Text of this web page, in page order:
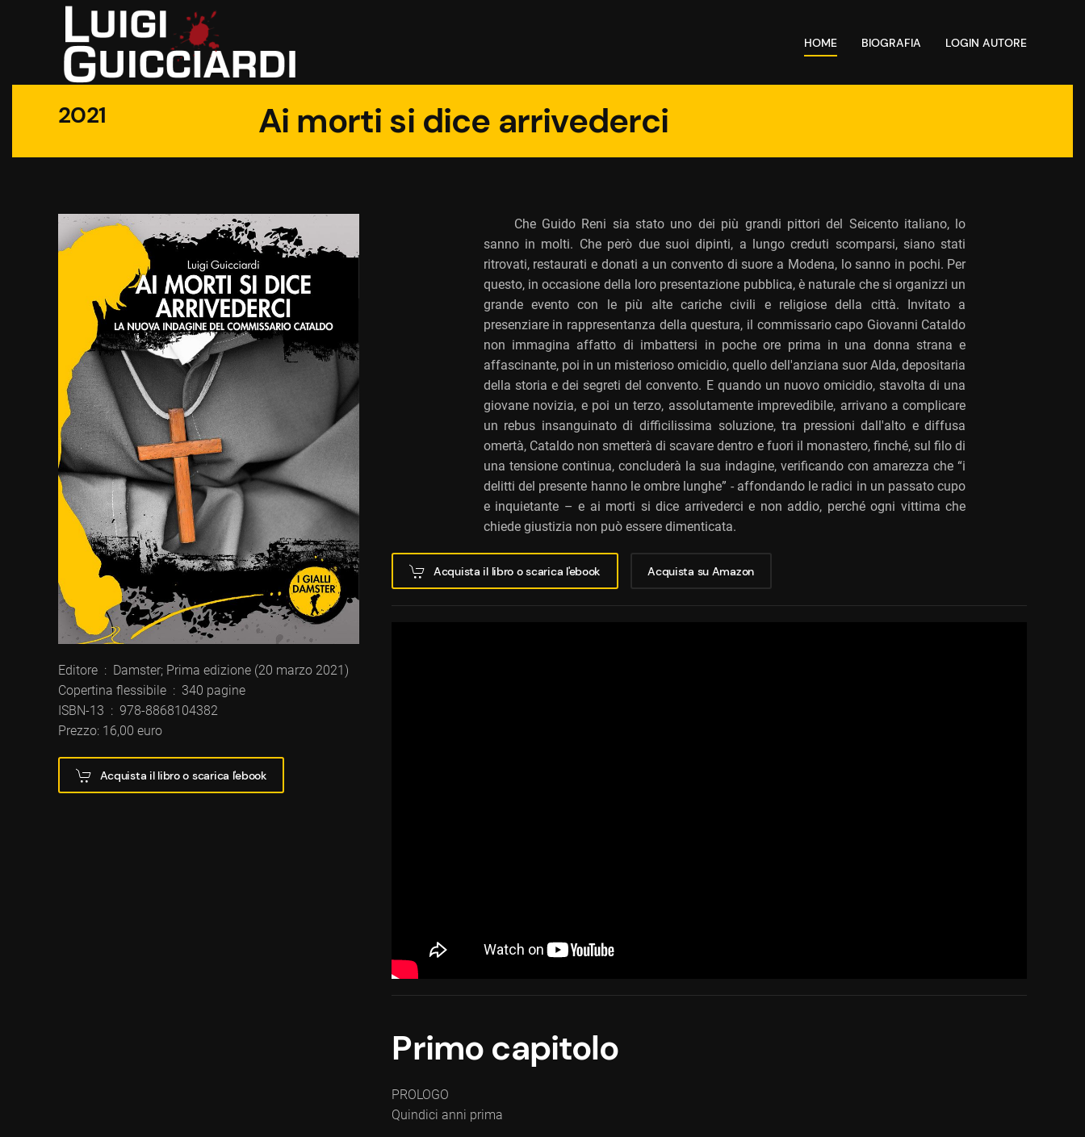
HOME BIOGRAFIA LOGIN AUTORE
2021 Ai morti si dice arrivederci
Editore ‏ : ‎ Damster; Prima edizione (20 marzo 2021)
Copertina flessibile ‏ : ‎ 340 pagine
ISBN-13 ‏ : ‎ 978-8868104382
Prezzo: 16,00 euro
Acquista il libro o scarica l'ebook
Che Guido Reni sia stato uno dei più grandi pittori del Seicento italiano, lo
sanno in molti. Che però due suoi dipinti, a lungo creduti scomparsi, siano stati
ritrovati, restaurati e donati a un convento di suore a Modena, lo sanno in pochi. Per
questo, in occasione della loro presentazione pubblica, è naturale che si organizzi un
grande evento con le più alte cariche civili e religiose della città. Invitato a
presenziare in rappresentanza della questura, il commissario capo Giovanni Cataldo
non immagina affatto di imbattersi in poche ore prima in una donna strana e
affascinante, poi in un misterioso omicidio, quello dell'anziana suor Alda, depositaria
della storia e dei segreti del convento. E quando un nuovo omicidio, stavolta di una
giovane novizia, e poi un terzo, assolutamente imprevedibile, arrivano a complicare
un rebus insanguinato di difficilissima soluzione, tra pressioni dall'alto e diffusa
omertà, Cataldo non smetterà di scavare dentro e fuori il monastero, finché, sul filo di
una tensione continua, concluderà la sua indagine, verificando con amarezza che “i
delitti del presente hanno le ombre lunghe” - affondando le radici in un passato cupo
e inquietante – e ai morti si dice arrivederci e non addio, perché ogni vittima che
chiede giustizia non può essere dimenticata.
Acquista il libro o scarica l'ebook Acquista su Amazon
Primo capitolo
PROLOGO
Quindici anni prima